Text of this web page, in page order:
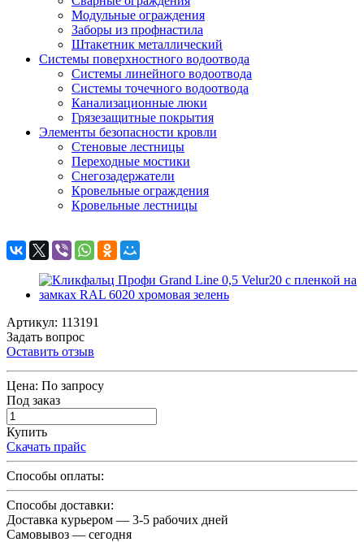
Модульные ограждения
Заборы из профнастила
Штакетник металлический
Системы поверхностного водоотвода
Системы линейного водоотвода
Системы точечного водоотвода
Канализационные люки
Грязезащитные покрытия
Элементы безопасности кровли
Стеновые лестницы
Переходные мостики
Снегозадержатели
Кровельные ограждения
Кровельные лестницы
Артикул: 113191
Задать вопрос
Оставить отзыв
Цена: По запросу
Под заказ
Купить
Скачать прайс
Способы оплаты:
Способы доставки:
Доставка курьером — 3-5 рабочих дней
Самовывоз — сегодня